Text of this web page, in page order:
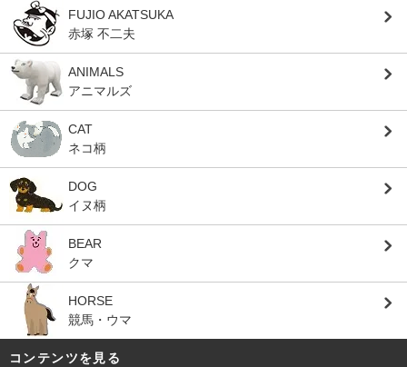
FUJIO AKATSUKA
赤塚 不二夫
ANIMALS
アニマルズ
CAT
ネコ柄
DOG
イヌ柄
BEAR
クマ
HORSE
競馬・ウマ
コンテンツを見る